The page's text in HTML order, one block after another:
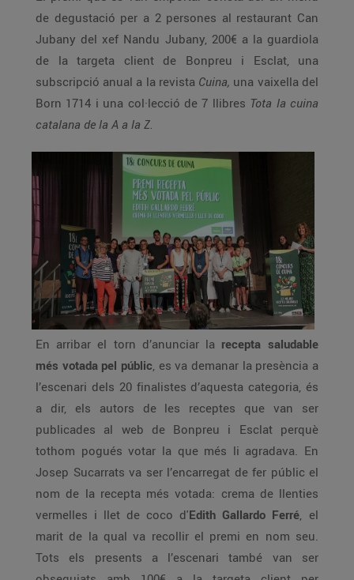
de degustació per a 2 persones al restaurant Can
Jubany del xef Nandu Jubany, 200€ a la guardiola
de la targeta client de Bonpreu i Esclat, una
subscripció anual a la revista Cuina, una vaixella del
Born 1714 i una col·lecció de 7 llibres Tota la cuina
catalana de la A a la Z.
En arribar el torn d’anunciar la recepta saludable
més votada pel públic, es va demanar la presència a
l’escenari dels 20 finalistes d’aquesta categoria, és
a dir, els autors de les receptes que van ser
publicades al web de Bonpreu i Esclat perquè
tothom pogués votar la que més li agradava. En
Josep Sucarrats va ser l’encarregat de fer públic el
nom de la recepta més votada: crema de llenties
vermelles i llet de coco d'Edith Gallardo Ferré, el
marit de la qual va recollir el premi en nom seu.
Tots els presents a l’escenari també van ser